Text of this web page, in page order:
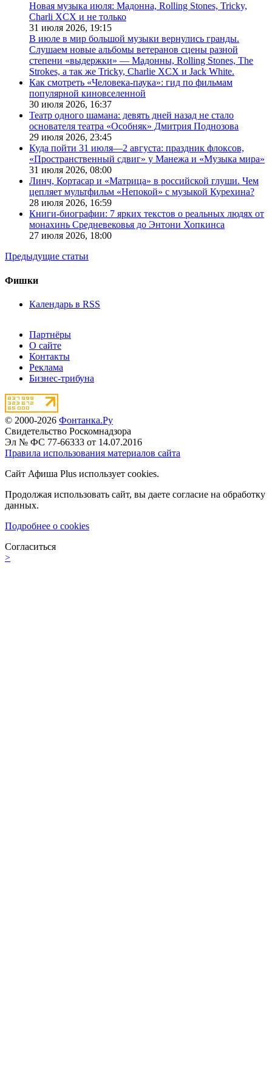
Новая музыка июля: Мадонна, Rolling Stones, Tricky,
Charli XCX и не только
31 июля 2026, 19:15
В июле в мир большой музыки вернулись гранды.
Слушаем новые альбомы ветеранов сцены разной
степени «выдержки» — Мадонны, Rolling Stones, The
Strokes, а так же Tricky, Charlie XCX и Jack White.
Как смотреть «Человека-паука»: гид по фильмам
популярной киновселенной
30 июля 2026, 16:37
Театр одного шамана: девять дней назад не стало
основателя театра «Особняк» Дмитрия Поднозова
29 июля 2026, 23:45
Куда пойти 31 июля—2 августа: праздник флоксов,
«Пространственный сдвиг» у Манежа и «Музыка мира»
31 июля 2026, 08:00
Линч, Кортасар и «Матрица» в российской глуши. Чем
цепляет мультфильм «Непокой» с музыкой Курехина?
28 июля 2026, 16:59
Книги-биографии: 7 ярких текстов о реальных людях от
монахинь Средневековья до Энтони Хопкинса
27 июля 2026, 18:00
Предыдущие статьи
Фишки
Календарь в RSS
Партнёры
О сайте
Контакты
Реклама
Бизнес-трибуна
© 2000-2026 Фонтанка.Ру
Свидетельство Роскомнадзора
Эл № ФС 77-66333 от 14.07.2016
Правила использования материалов сайта
Сайт Афиша Plus использует cookies.
Продолжая использовать сайт, вы даете согласие на обработку
данных.
Подробнее о cookies
Согласиться
>